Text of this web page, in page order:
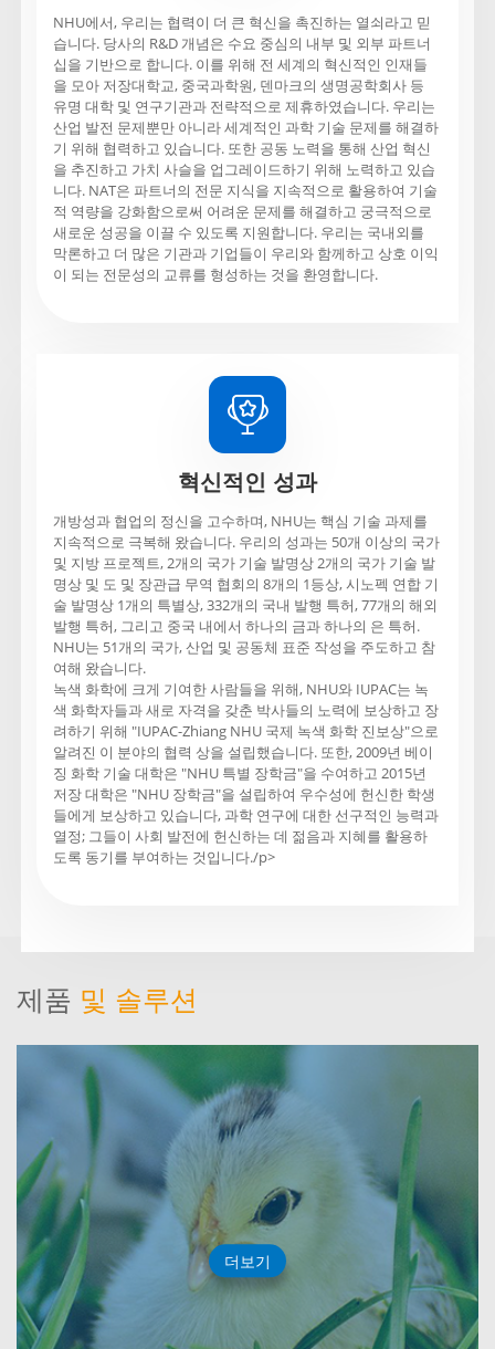
NHU에서, 우리는 협력이 더 큰 혁신을 촉진하는 열쇠라고 믿
습니다. 당사의 R&D 개념은 수요 중심의 내부 및 외부 파트너
십을 기반으로 합니다. 이를 위해 전 세계의 혁신적인 인재들
을 모아 저장대학교, 중국과학원, 덴마크의 생명공학회사 등
유명 대학 및 연구기관과 전략적으로 제휴하였습니다. 우리는
산업 발전 문제뿐만 아니라 세계적인 과학 기술 문제를 해결하
기 위해 협력하고 있습니다. 또한 공동 노력을 통해 산업 혁신
을 추진하고 가치 사슬을 업그레이드하기 위해 노력하고 있습
니다. NAT은 파트너의 전문 지식을 지속적으로 활용하여 기술
적 역량을 강화함으로써 어려운 문제를 해결하고 궁극적으로
새로운 성공을 이끌 수 있도록 지원합니다. 우리는 국내외를
막론하고 더 많은 기관과 기업들이 우리와 함께하고 상호 이익
이 되는 전문성의 교류를 형성하는 것을 환영합니다.

혁신적인 성과
개방성과 협업의 정신을 고수하며, NHU는 핵심 기술 과제를
지속적으로 극복해 왔습니다. 우리의 성과는 50개 이상의 국가
및 지방 프로젝트, 2개의 국가 기술 발명상 2개의 국가 기술 발
명상 및 도 및 장관급 무역 협회의 8개의 1등상, 시노펙 연합 기
술 발명상 1개의 특별상, 332개의 국내 발행 특허, 77개의 해외
발행 특허, 그리고 중국 내에서 하나의 금과 하나의 은 특허.
NHU는 51개의 국가, 산업 및 공동체 표준 작성을 주도하고 참
여해 왔습니다.
녹색 화학에 크게 기여한 사람들을 위해, NHU와 IUPAC는 녹
색 화학자들과 새로 자격을 갖춘 박사들의 노력에 보상하고 장
려하기 위해 "IUPAC-Zhiang NHU 국제 녹색 화학 진보상"으로
알려진 이 분야의 협력 상을 설립했습니다. 또한, 2009년 베이
징 화학 기술 대학은 "NHU 특별 장학금"을 수여하고 2015년
저장 대학은 "NHU 장학금"을 설립하여 우수성에 헌신한 학생
들에게 보상하고 있습니다, 과학 연구에 대한 선구적인 능력과
열정; 그들이 사회 발전에 헌신하는 데 젊음과 지혜를 활용하
도록 동기를 부여하는 것입니다./p>
제품 및 솔루션
더보기